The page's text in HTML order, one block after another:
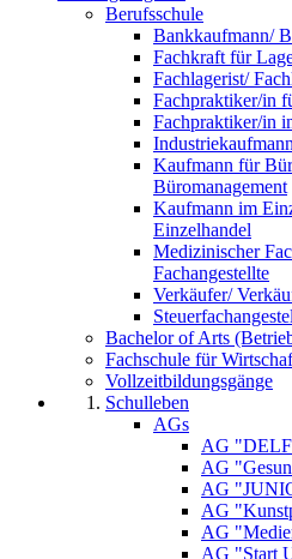
Berufsschule
Bankkaufmann/
Fachkraft für
Fachlagerist/
Fachpraktiker/in
Fachpraktiker/in
Kaufmann für
Büromanagement
Kaufmann im
Einzelhandel
Medizinischer
Fachangestellte
Verkäufer/
Bachelor of Arts
Fachschule für
Vollzeitbildungsgänge
Schulleben
AGs
AG
AG
AG
AG
AG
AG "Start